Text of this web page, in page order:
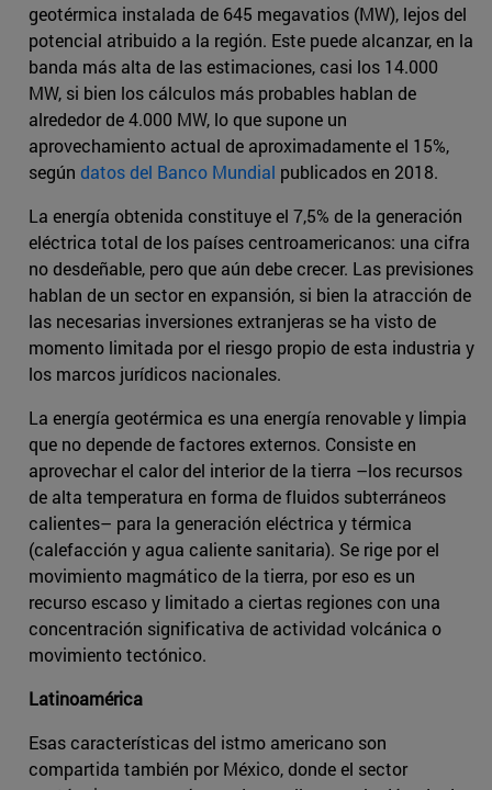
geotérmica instalada de 645 megavatios (MW), lejos del
potencial atribuido a la región. Este puede alcanzar, en la
banda más alta de las estimaciones, casi los 14.000
MW, si bien los cálculos más probables hablan de
alrededor de 4.000 MW, lo que supone un
aprovechamiento actual de aproximadamente el 15%,
según datos del Banco Mundial publicados en 2018.
La energía obtenida constituye el 7,5% de la generación
eléctrica total de los países centroamericanos: una cifra
no desdeñable, pero que aún debe crecer. Las previsiones
hablan de un sector en expansión, si bien la atracción de
las necesarias inversiones extranjeras se ha visto de
momento limitada por el riesgo propio de esta industria y
los marcos jurídicos nacionales.
La energía geotérmica es una energía renovable y limpia
que no depende de factores externos. Consiste en
aprovechar el calor del interior de la tierra ­–los recursos
de alta temperatura en forma de fluidos subterráneos
calientes– para la generación eléctrica y térmica
(calefacción y agua caliente sanitaria). Se rige por el
movimiento magmático de la tierra, por eso es un
recurso escaso y limitado a ciertas regiones con una
concentración significativa de actividad volcánica o
movimiento tectónico.
Latinoamérica
Esas características del istmo americano son
compartida también por México, donde el sector